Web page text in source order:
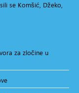
se Komšić, Džeko,
za zločine u